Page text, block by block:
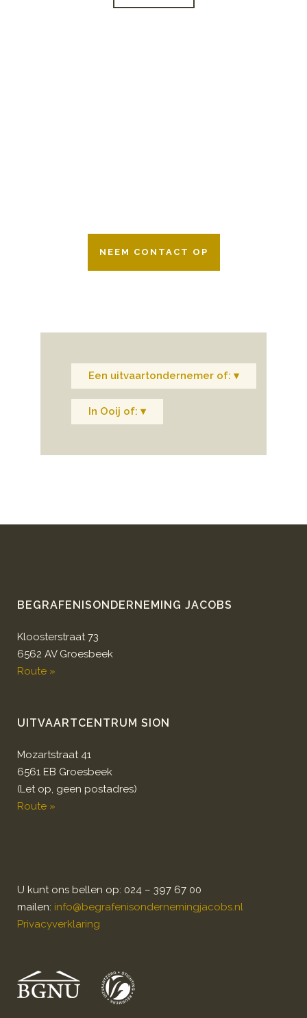
NEEM CONTACT OP
Een uitvaartondernemer of: ▾
In Ooij of: ▾
BEGRAFENISONDERNEMING JACOBS
Kloosterstraat 73
6562 AV Groesbeek
Route »
UITVAARTCENTRUM SION
Mozartstraat 41
6561 EB Groesbeek
(Let op, geen postadres)
Route »
U kunt ons bellen op: 024 – 397 67 00
mailen: info@begrafenisondernemingjacobs.nl
Privacyverklaring